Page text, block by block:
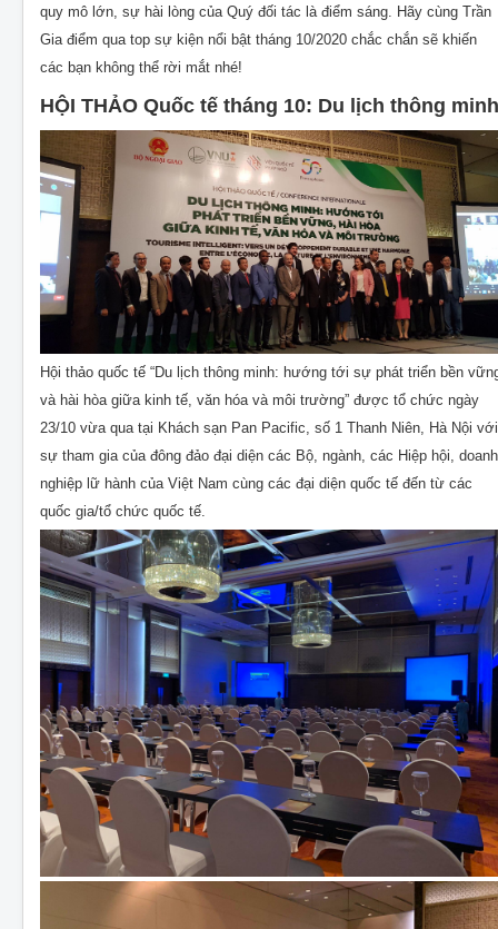
quy mô lớn, sự hài lòng của Quý đối tác là điểm sáng. Hãy cùng Trần
Gia điểm qua top sự kiện nổi bật tháng 10/2020 chắc chắn sẽ khiến
các bạn không thể rời mắt nhé!
HỘI THẢO Quốc tế tháng 10: Du lịch thông minh
Hội thảo quốc tế “Du lịch thông minh: hướng tới sự phát triển bền
và hài hòa giữa kinh tế, văn hóa và môi trường” được tổ chức ngày
23/10 vừa qua tại Khách sạn Pan Pacific, số 1 Thanh Niên, Hà Nội với
sự tham gia của đông đảo đại diện các Bộ, ngành, các Hiệp hội, doanh
nghiệp lữ hành của Việt Nam cùng các đại diện quốc tế đến từ các
quốc gia/tổ chức quốc tế.